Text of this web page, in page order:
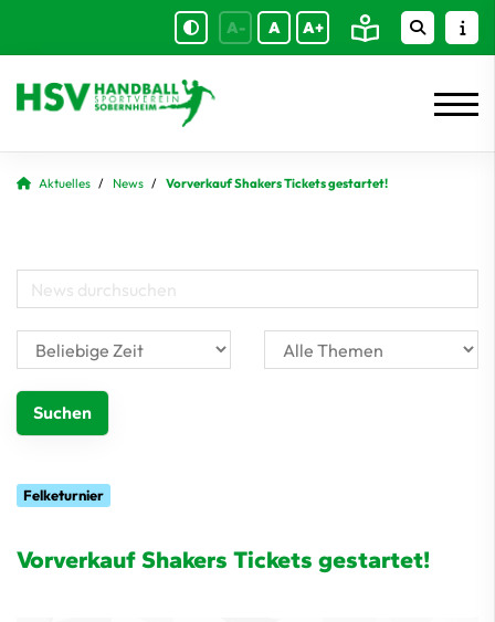
A- A A+
Aktuelles News Vorverkauf Shakers Tickets gestartet!
Felketurnier
Vorverkauf Shakers Tickets gestartet!